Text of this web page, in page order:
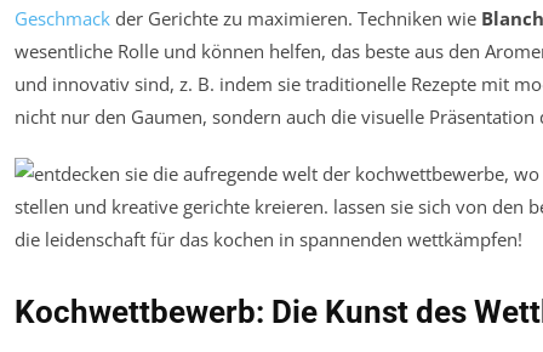
Geschmack der Gerichte zu maximieren. Techniken wie
wesentliche Rolle und können helfen, das beste aus den
und innovativ sind, z. B. indem sie traditionelle Rezepte mit
nicht nur den Gaumen, sondern auch die visuelle Präsentation
Kochwettbewerb: Die Kunst des